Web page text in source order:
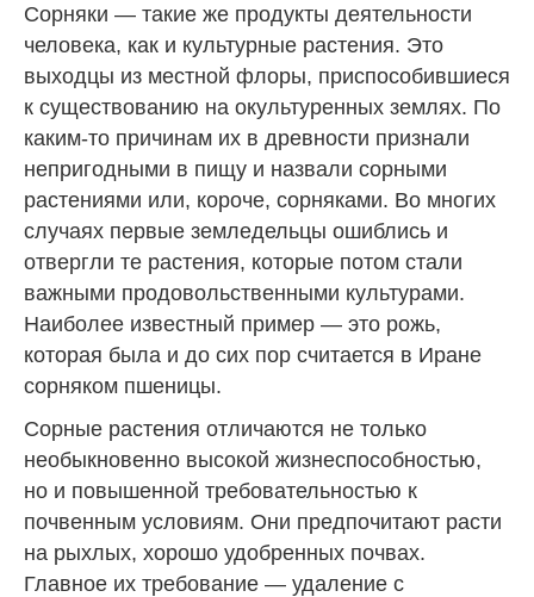
Сорняки — такие же продукты деятельности
человека, как и культурные растения. Это
выходцы из местной флоры, приспособившиеся
к существованию на окультуренных землях. По
каким-то причинам их в древности признали
непригодными в пищу и назвали сорными
растениями или, короче, сорняками. Во многих
случаях первые земледельцы ошиблись и
отвергли те растения, которые потом стали
важными продовольственными культурами.
Наиболее известный пример — это рожь,
которая была и до сих пор считается в Иране
сорняком пшеницы.
Сорные растения отличаются не только
необыкновенно высокой жизнеспособностью,
но и повышенной требовательностью к
почвенным условиям. Они предпочитают расти
на рыхлых, хорошо удобренных почвах.
Главное их требование — удаление с